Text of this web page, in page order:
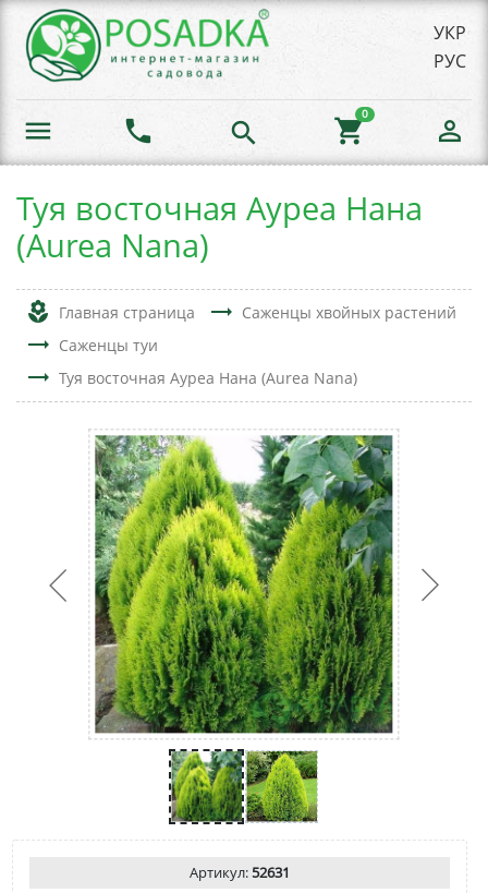
УКР
РУС
menu phone search shopping_cart
0
person_outline
Туя восточная Ауреа Нана
(Aurea Nana)
local_florist Главная страница trending_flat Саженцы хвойных растений
trending_flat Саженцы туи
trending_flat Туя восточная Ауреа Нана (Aurea Nana)
Артикул:52631